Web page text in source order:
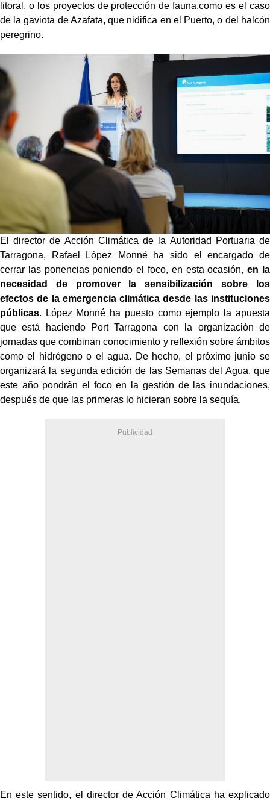
litoral, o los proyectos de protección de fauna,como es el caso
de la gaviota de Azafata, que nidifica en el Puerto, o del halcón
peregrino.
El director de Acción Climática de la Autoridad Portuaria de
Tarragona, Rafael López Monné ha sido el encargado de
cerrar las ponencias poniendo el foco, en esta ocasión,en la
necesidad de promover la sensibilización sobre los
efectos de la emergencia climática desde las instituciones
públicas. López Monné ha puesto como ejemplo la apuesta
que está haciendo Port Tarragona con la organización de
jornadas que combinan conocimiento y reflexión sobre ámbitos
como el hidrógeno o el agua. De hecho, el próximo junio se
organizará la segunda edición de las Semanas del Agua, que
este año pondrán el foco en la gestión de las inundaciones,
después de que las primeras lo hicieran sobre la sequía.
En este sentido, el director de Acción Climática ha explicado